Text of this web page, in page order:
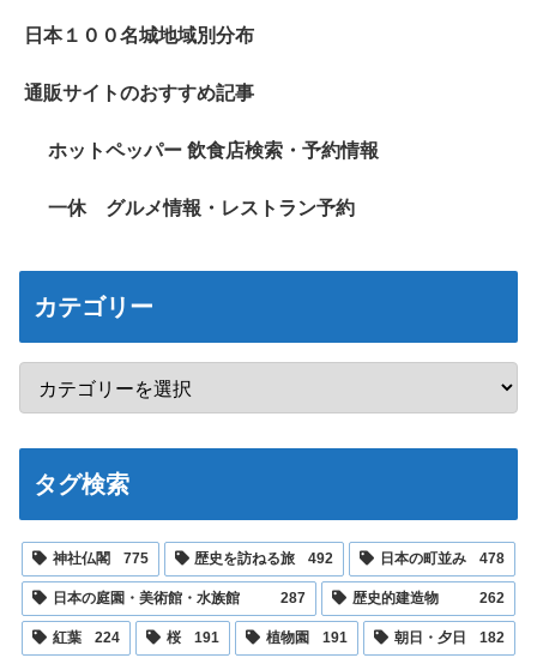
日本１００名城地域別分布
通販サイトのおすすめ記事
ホットペッパー 飲食店検索・予約情報
一休 グルメ情報・レストラン予約
カテゴリー
タグ検索
神社仏閣 775 歴史を訪ねる旅 492 日本の町並み 478
日本の庭園・美術館・水族館 287 歴史的建造物 262
紅葉 224 桜 191 植物園 191 朝日・夕日 182